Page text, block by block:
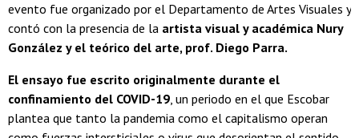
evento fue organizado por el Departamento de Artes Visuales y
contó con la presencia de la artista visual y académica Nury
González y el teórico del arte, prof. Diego Parra.
El ensayo fue escrito originalmente durante el
confinamiento del COVID-19, un periodo en el que Escobar
plantea que tanto la pandemia como el capitalismo operan